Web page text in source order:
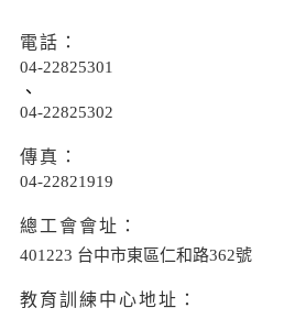
電話：
04-22825301
、
04-22825302
傳真：
04-22821919
總工會會址：
401223 台中市東區仁和路362號
教育訓練中心地址：